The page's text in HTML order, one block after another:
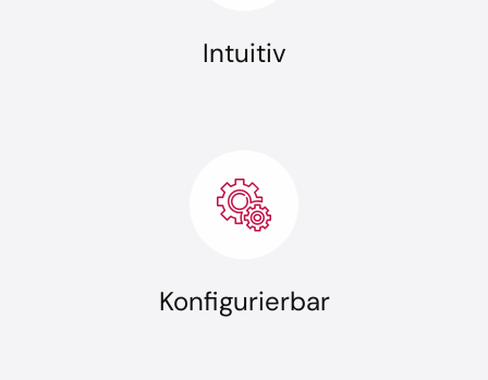
Intuitiv
Konfigurierbar